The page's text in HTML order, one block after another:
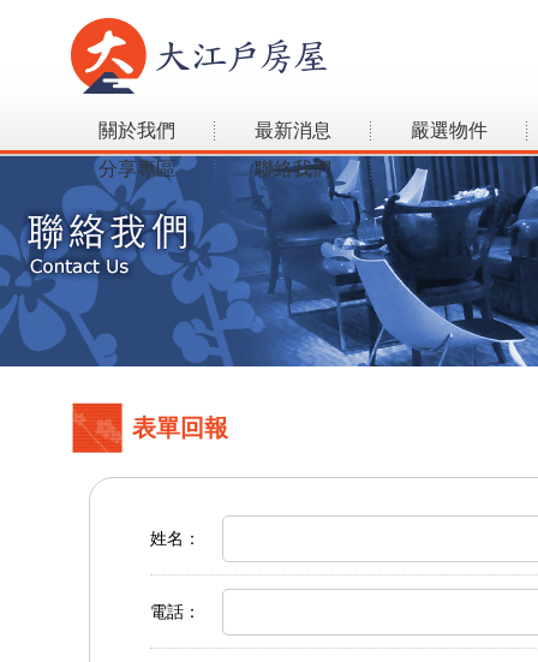
關於我們 最新消息
嚴選物件
分享專區
聯絡我們
表單回報
姓名 ：
電話 ：